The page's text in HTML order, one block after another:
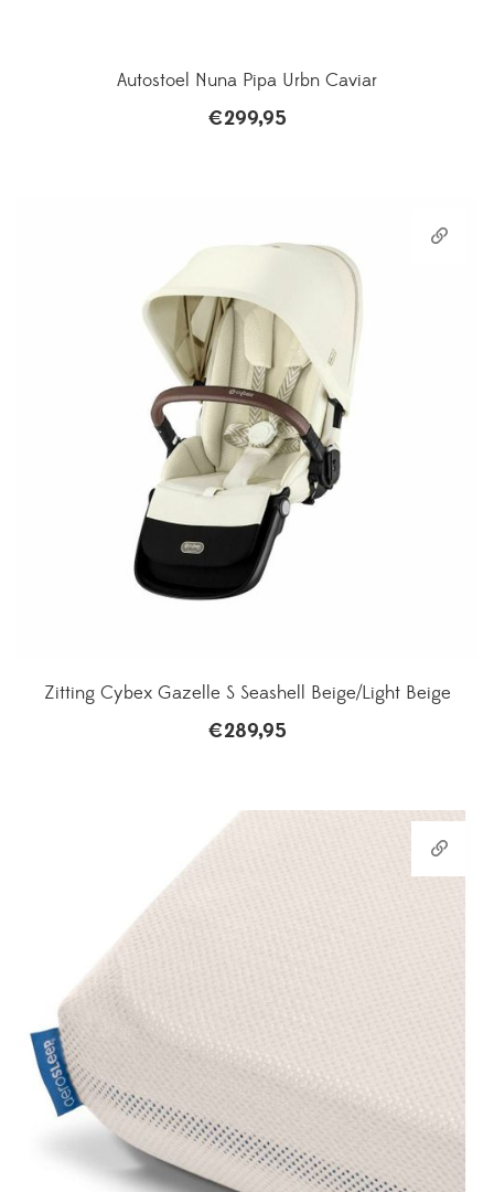
Autostoel Nuna Pipa Urbn Caviar
€299,95
Zitting Cybex Gazelle S Seashell Beige/Light Beige
€289,95